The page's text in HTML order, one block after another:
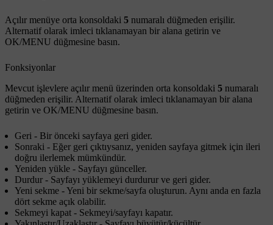
Açılır menüye orta konsoldaki 5 numaralı düğmeden erişilir.
Alternatif olarak imleci tıklanamayan bir alana getirin ve
OK/MENU düğmesine basın.
Fonksiyonlar
Mevcut işlevlere açılır menü üzerinden orta konsoldaki 5 numaralı
düğmeden erişilir. Alternatif olarak imleci tıklanamayan bir alana
getirin ve OK/MENU düğmesine basın.
Geri - Bir önceki sayfaya geri gider.
Sonraki - Eğer geri çıktıysanız, yeniden sayfaya gitmek için ileri
doğru ilerlemek mümkündür.
Yeniden yükle - Sayfayı günceller.
Durdur - Sayfayı yüklemeyi durdurur ve geri gider.
Yeni sekme - Yeni bir sekme/sayfa oluşturun. Aynı anda en fazla
dört sekme açık olabilir.
Sekmeyi kapat - Sekmeyi/sayfayı kapatır.